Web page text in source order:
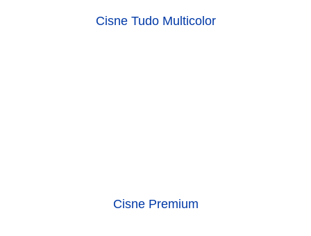
Cisne Tudo Multicolor
Cisne Premium